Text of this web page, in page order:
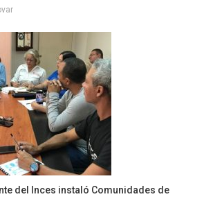
del Inces instaló Comunidades de